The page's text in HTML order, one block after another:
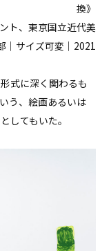
換》
ト、東京国立近代美
｜サイズ可変｜2021
式に深く関わるも
う、絵画あるいは
してもいた。